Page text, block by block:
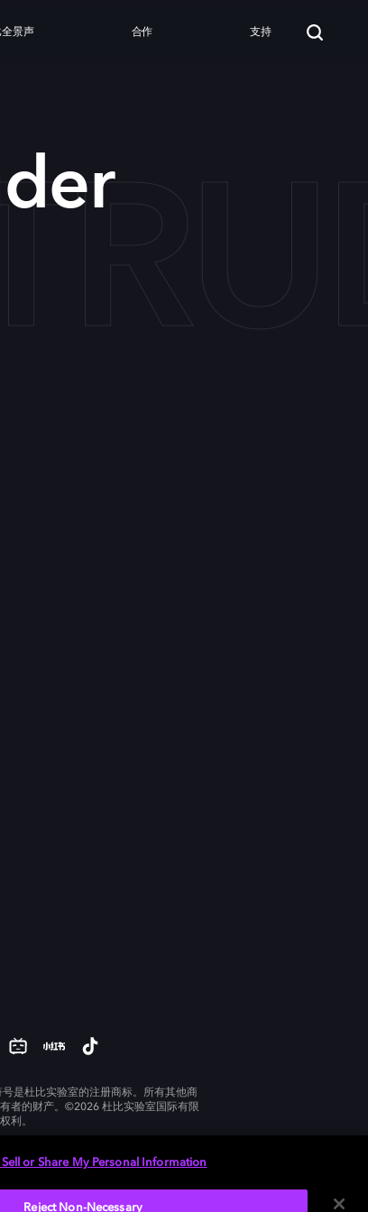
景声 合作 支持
是杜比实验室的注册商标。所有其他商
者的财产。©2026 杜比实验室国际有限
利。
Sell or Share My Personal Information
Reject Non-Necessary